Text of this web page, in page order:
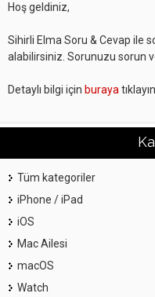
Hoş geldiniz,
Sihirli Elma Soru & Cevap ile
alabilirsiniz. Sorunuzu sorun
Detaylı bilgi için buraya tıklayın.
Tüm kategoriler
iPhone / iPad
iOS
Mac Ailesi
macOS
Watch